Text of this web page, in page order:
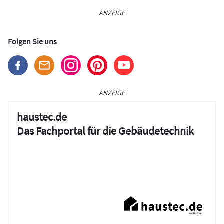
ANZEIGE
Folgen Sie uns
ANZEIGE
haustec.de
Das Fachportal für die Gebäudetechnik